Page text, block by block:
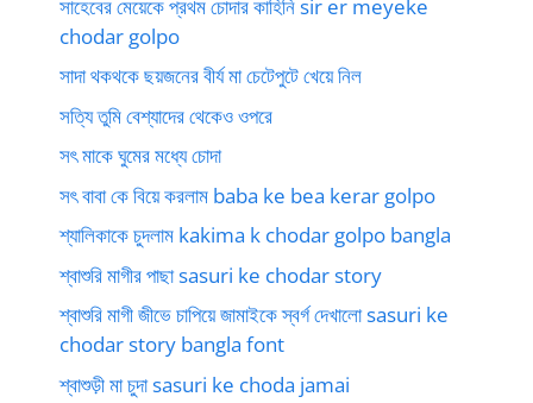
সাহেবের মেয়েকে প্রথম চোদার কাহিনি sir er meyeke
chodar golpo
সাদা থকথকে ছয়জনের বীর্য মা চেটেপুটে খেয়ে নিল
সত্যি তুমি বেশ্যাদের থেকেও ওপরে
সৎ মাকে ঘুমের মধ্যে চোদা
সৎ বাবা কে বিয়ে করলাম baba ke bea kerar golpo
শ্যালিকাকে চুদলাম kakima k chodar golpo bangla
শ্বাশুরি মাগীর পাছা sasuri ke chodar story
শ্বাশুরি মাগী জীভে চাপিয়ে জামাইকে স্বর্গ দেখালো sasuri ke
chodar story bangla font
শ্বাশুড়ী মা চুদা sasuri ke choda jamai